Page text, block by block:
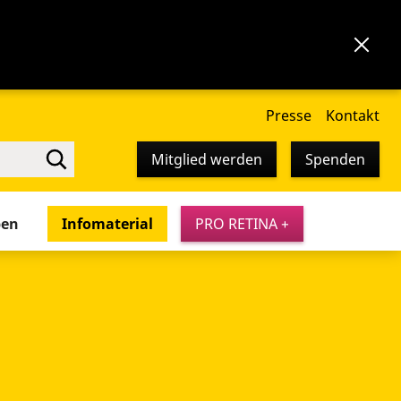
Presse Kontakt
Mitglied werden Spenden
Infomaterial PRO RETINA +